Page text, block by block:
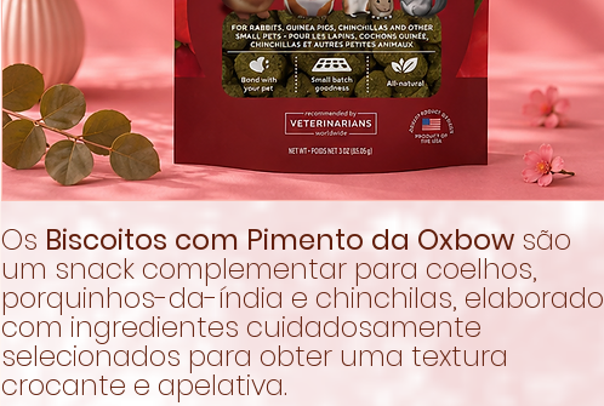
Os Biscoitos com Pimento da Oxbow são
um snack complementar para coelhos,
porquinhos-da-índia e chinchilas, elaborado
com ingredientes cuidadosamente
selecionados para obter uma textura
crocante e apelativa.